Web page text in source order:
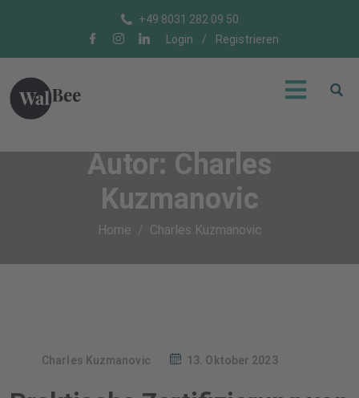
+49 8031 282 09 50
Login
/ Registrieren
Autor: Charles
Kuzmanovic
Home Charles Kuzmanovic
Charles Kuzmanovic 13. Oktober 2023